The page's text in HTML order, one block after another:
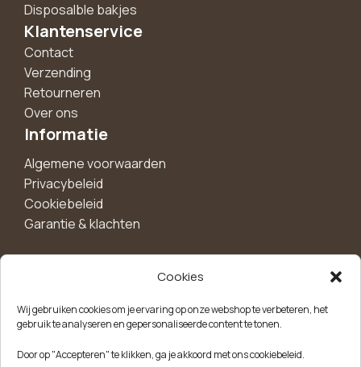
Cookies
Wij gebruiken cookies om je ervaring op onze webshop te verbeteren, het
gebruik te analyseren en gepersonaliseerde content te tonen.
Door op "Accepteren" te klikken, ga je akkoord met ons cookiebeleid.
Disposalble bakjes
Klantenservice
Contact
Verzending
Retourneren
Over ons
Informatie
Algemene voorwaarden
Privacybeleid
Cookiebeleid
Garantie & klachten
korting!